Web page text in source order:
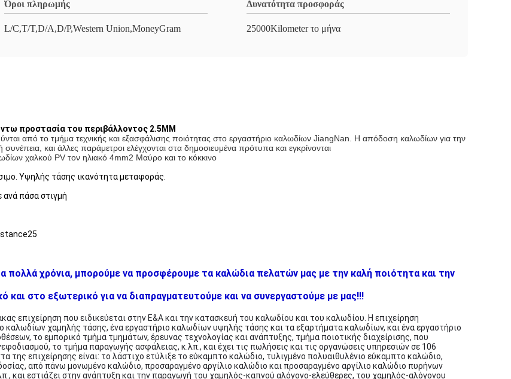
Όροι πληρωμής
L/C,T/T,D/A,D/P,Western Union,MoneyGram
Δυνατότητα προσφοράς
25000Kilometer το μήνα
προστασία του περιβάλλοντος 2.5MM
από το τμήμα τεχνικής και εξασφάλισης ποιότητας στο εργαστήριο καλωδίων JiangNan. Η απόδοση καλωδίων για την
και άλλες παράμετροι ελέγχονται στα δημοσιευμένα πρότυπα και εγκρίνονται
χαλκού PV τον ηλιακό 4mm2 Μαύρο και το κόκκινο
Υψηλής τάσης ικανότητα μεταφοράς.
ανά πάσα στιγμή
πολλά χρόνια, μπορούμε να προσφέρουμε τα καλώδια πελατών μας με την καλή ποιότητα και την
στο εξωτερικό για να διαπραγματευτούμε και να συνεργαστούμε με μας!!!
επιχείρηση που ειδικεύεται στην Ε&Α και την κατασκευή του καλωδίου και του καλωδίου. Η επιχείρηση
καλωδίων χαμηλής τάσης, ένα εργαστήριο καλωδίων υψηλής τάσης και τα εξαρτήματα καλωδίων, και ένα εργαστήριο
το εμπορικό τμήμα τμημάτων, έρευνας τεχνολογίας και ανάπτυξης, τμήμα ποιοτικής διαχείρισης, που
το τμήμα παραγωγής ασφάλειας, κ.λπ., και έχει τις πωλήσεις και τις οργανώσεις υπηρεσιών σε 106
της επιχείρησης είναι: το λάστιχο ετύλιξε το εύκαμπτο καλώδιο, τυλιγμένο πολυαιθυλένιο εύκαμπτο καλώδιο,
από πάνω μονωμένο καλώδιο, προσαραγμένο αργίλιο καλώδιο και προσαραγμένο αργίλιο καλώδιο πυρήνων
και εστιάζει στην ανάπτυξη και την παραγωγή του χαμηλός-καπνού αλόγονο-ελεύθερες, του χαμηλός-αλόγονου